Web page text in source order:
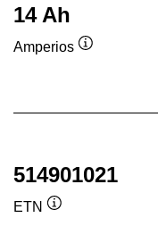
14 Ah
Amperios
514901021
ETN